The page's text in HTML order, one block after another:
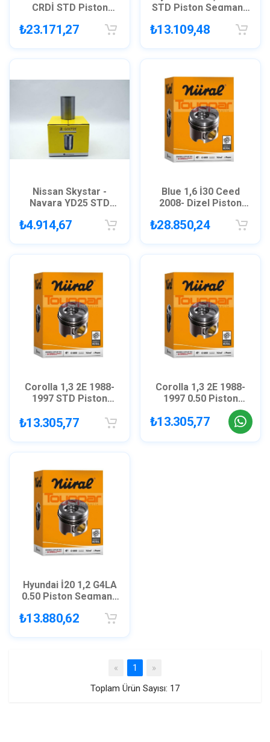
CRDİ STD Piston
8773200
₺23.171,27
STD Piston Segman /
₺13.109,48
Nissan Skystar -
Navara YD25 STD
14020750
₺4.914,67
Blue 1,6 İ30 Ceed
2008- Dizel Piston
GOETZE 8771117
₺28.850,24
Corolla 1,3 2E 1988-
1997 STD Piston
8772066
₺13.305,77
Corolla 1,3 2E 1988-
1997 0,50 Piston
Segman GOETZE
8772066
₺13.305,77
Hyundai İ20 1,2 G4LA
0,50 Piston Segman /
₺13.880,62
« Previous
1 »
Toplam Ürün Sayısı: 17